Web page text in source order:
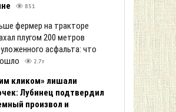
851
фермер на тракторе
плугом 200 метров
асфальта: что
2.7т
кликом» лишали
Лубинец подтвердил
произвол и